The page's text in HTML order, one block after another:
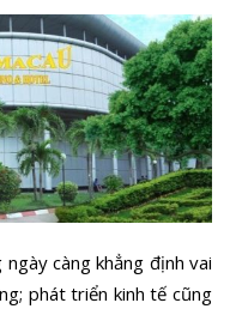
ngày càng khẳng định vai
phát triển kinh tế cũng